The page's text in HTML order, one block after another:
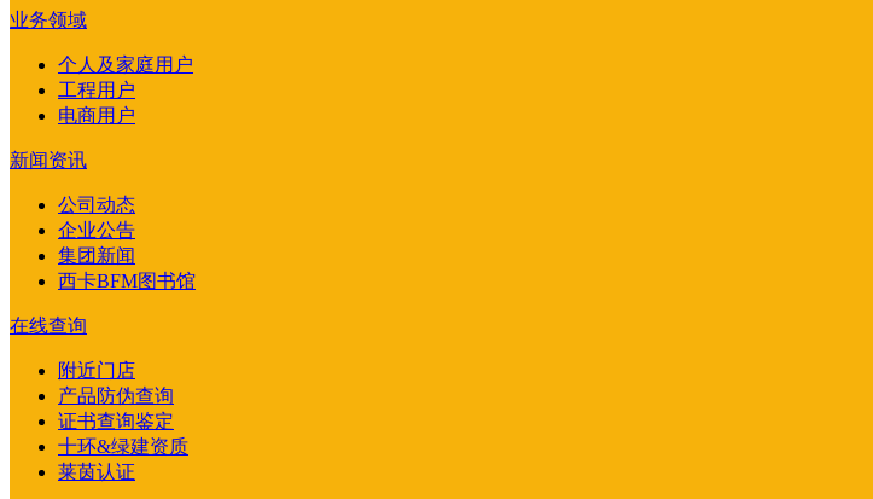
业务领域
个人及家庭用户
工程用户
电商用户
新闻资讯
公司动态
企业公告
集团新闻
西卡BFM图书馆
在线查询
附近门店
产品防伪查询
证书查询鉴定
十环&绿建资质
莱茵认证